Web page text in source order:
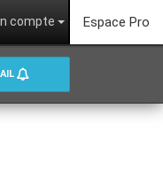
compte Espace Pro